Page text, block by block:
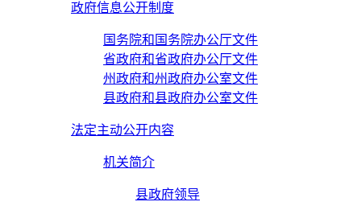
政府信息公开制度
国务院和国务院办公厅文件
省政府和省政府办公厅文件
州政府和州政府办公室文件
县政府和县政府办公室文件
法定主动公开内容
机关简介
县政府领导